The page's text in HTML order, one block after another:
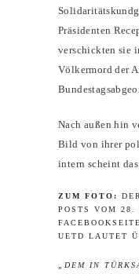
Präsidenten
verschickten sie
Völkermord der
Nach außen hin
Bild von ihrer
intern scheint
ZUM FOTO:
POSTS VOM 28.
UETD LAUTET
„DEM IN